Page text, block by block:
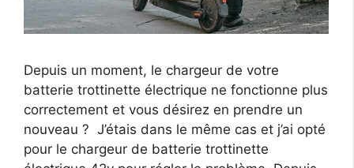
Depuis un moment, le chargeur de votre
batterie trottinette électrique ne fonctionne plus
correctement et vous désirez en prendre un
nouveau ? J’étais dans le même cas et j’ai opté
pour le chargeur de batterie trottinette